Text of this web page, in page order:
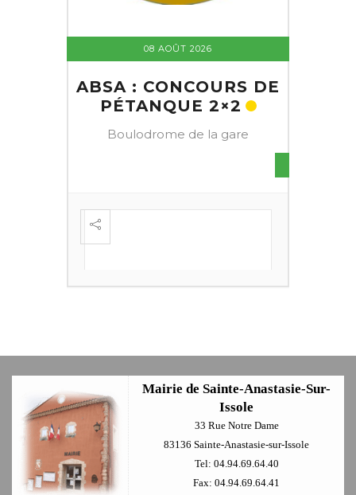
08 AOÛT 2026
ABSA : CONCOURS DE
PÉTANQUE 2×2
Boulodrome de la gare
Mairie de Sainte-Anastasie-Sur-
Issole
33 Rue Notre Dame
83136 Sainte-Anastasie-sur-Issole
Tel: 04.94.69.64.40
Fax: 04.94.69.64.41